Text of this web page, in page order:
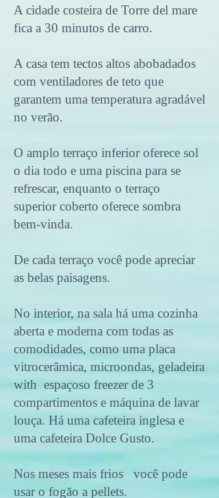
A cidade costeira de Torre del mare
fica a 30 minutos de carro.
A casa tem tectos altos abobadados
com ventiladores de teto que
garantem uma temperatura agradável
no verão.
O amplo terraço inferior oferece sol
o dia todo e uma piscina para se
refrescar, enquanto o terraço
superior coberto oferece sombra
bem-vinda.
De cada terraço você pode apreciar
as belas paisagens.
No interior, na sala há uma cozinha
aberta e moderna com todas as
comodidades, como uma placa
vitrocerâmica, microondas, geladeira
with espaçoso freezer de 3
compartimentos e máquina de lavar
louça. Há uma cafeteira inglesa e
uma cafeteira Dolce Gusto.
Nos meses mais frios você pode
usar o fogão a pellets.